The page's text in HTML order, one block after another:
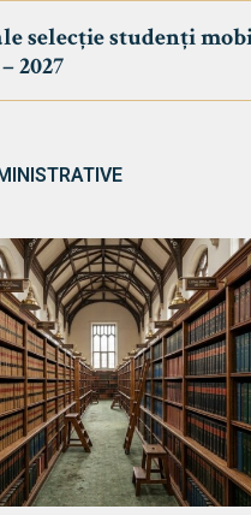
selecție studenți
2027